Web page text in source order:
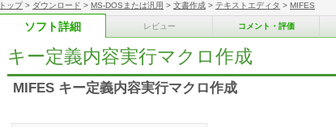
トップ> ダウンロード > MS-DOSまたは汎用 > 文書作成 > テキストエディタ > MIFES
ソフト詳細 レビュー コメント・評価
キー定義内容実行マクロ作成
MIFES キー定義内容実行マクロ作成